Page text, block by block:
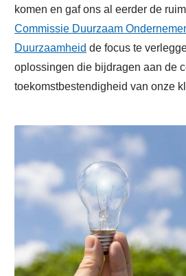
komen en gaf ons al eerder de
Commissie Duurzaam
Duurzaamheid de focus te
oplossingen die bijdragen aan de
toekomstbestendigheid van onze